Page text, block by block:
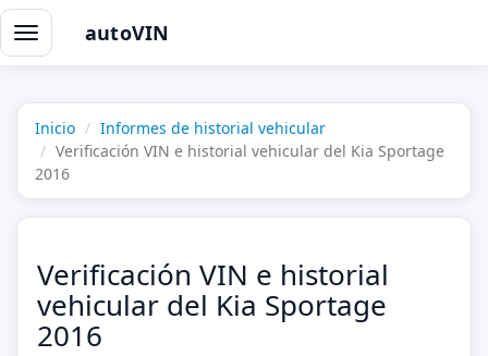
Alternar
navegación
autoVIN
Inicio
Informes de historial vehicular
Verificación VIN e historial vehicular del Kia Sportage
2016
Verificación VIN e historial
vehicular del Kia Sportage
2016